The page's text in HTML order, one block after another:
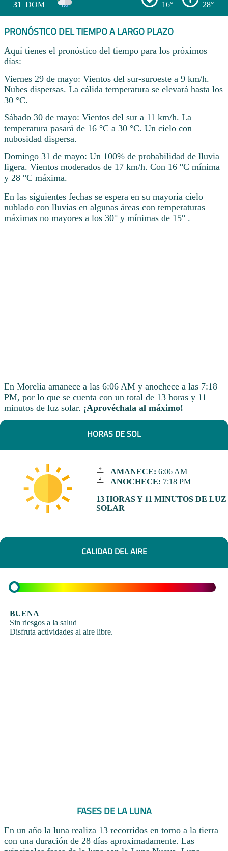
31 DOM 16° 28°
PRONÓSTICO DEL TIEMPO A LARGO PLAZO
Aquí tienes el pronóstico del tiempo para los próximos
días:
Viernes 29 de mayo: Vientos del sur-suroeste a 9 km/h.
Nubes dispersas. La cálida temperatura se elevará hasta los
30 °C.
Sábado 30 de mayo: Vientos del sur a 11 km/h. La
temperatura pasará de 16 °C a 30 °C. Un cielo con
nubosidad dispersa.
Domingo 31 de mayo: Un 100% de probabilidad de lluvia
ligera. Vientos moderados de 17 km/h. Con 16 °C mínima
y 28 °C máxima.
En las siguientes fechas se espera en su mayoría cielo
nublado con lluvias en algunas áreas con temperaturas
máximas no mayores a los 30° y mínimas de 15° .
En Morelia amanece a las 6:06 AM y anochece a las 7:18
PM, por lo que se cuenta con un total de 13 horas y 11
minutos de luz solar. ¡Aprovéchala al máximo!
HORAS DE SOL
AMANECE: 6:06 AM
ANOCHECE: 7:18 PM
13 HORAS Y 11 MINUTOS DE LUZ
SOLAR
CALIDAD DEL AIRE
BUENA
Sin riesgos a la salud
Disfruta actividades al aire libre.
FASES DE LA LUNA
En un año la luna realiza 13 recorridos en torno a la tierra
con una duración de 28 días aproximadamente. Las